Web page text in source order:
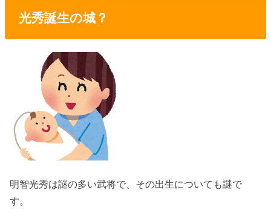
光秀誕生の城？
明智光秀は謎の多い武将で、その出生についても謎で
す。